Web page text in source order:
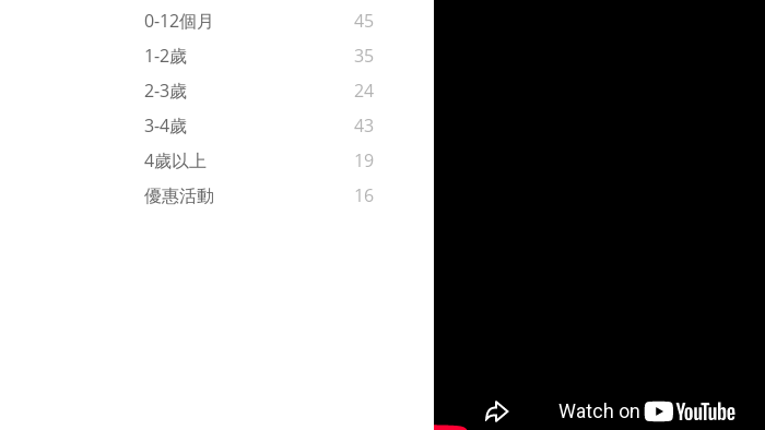
0-12個月
45
1-2歲
35
2-3歲
24
3-4歲
43
4歲以上
19
優惠活動
16